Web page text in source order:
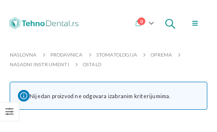
0
NASLOVNA PRODAVNICA STOMATOLOGIJA
OPREMA
NASADNI INSTRUMENTI
OSTALO
Nijedan proizvod ne odgovara izabranim kriterijumima.